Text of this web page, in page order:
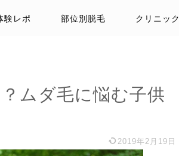
験レポ 部位別脱毛 クリニック
ムダ毛に悩む子供
2019年2月19日